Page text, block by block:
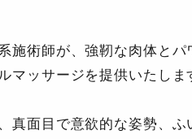
施術師が、強靭な肉体とパ
マッサージを提供いたしま
真面目で意欲的な姿勢、ふ